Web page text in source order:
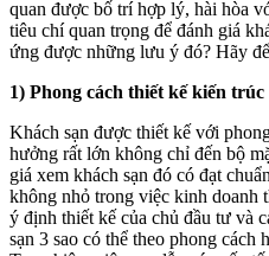
quan được bố trí hợp lý, hài hòa
tiêu chí quan trọng để đánh giá
ứng được những lưu ý đó? Hãy
1) Phong cách thiết kế kiến trúc
Khách sạn được thiết kế với
hưởng rất lớn không chỉ đến bộ
giá xem khách sạn đó có đạt
không nhỏ trong việc kinh doanh
ý định thiết kế của chủ đầu tư và
sạn 3 sao có thể theo phong cách